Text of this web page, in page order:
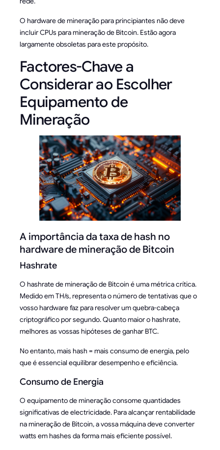
O hardware de mineração para principiantes não deve
incluir CPUs para mineração de Bitcoin. Estão agora
largamente obsoletas para este propósito.
Factores-Chave a
Considerar ao Escolher
Equipamento de
Mineração
A importância da taxa de hash no
hardware de mineração de Bitcoin
Hashrate
O hashrate de mineração de Bitcoin é uma métrica crítica.
Medido em TH/s, representa o número de tentativas que o
vosso hardware faz para resolver um quebra-cabeça
criptográfico por segundo. Quanto maior o hashrate,
melhores as vossas hipóteses de ganhar BTC.
No entanto, mais hash = mais consumo de energia, pelo
que é essencial equilibrar desempenho e eficiência.
Consumo de Energia
O equipamento de mineração consome quantidades
significativas de electricidade. Para alcançar rentabilidade
na mineração de Bitcoin, a vossa máquina deve converter
watts em hashes da forma mais eficiente possível.